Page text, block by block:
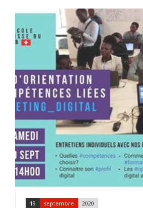
19 septembre 2020